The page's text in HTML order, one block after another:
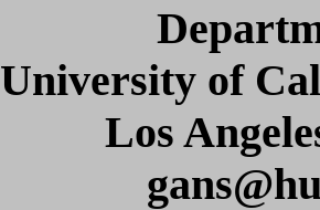
University of
Los